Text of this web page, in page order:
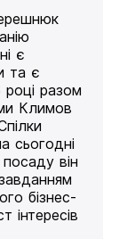
є
та є
разом
Климов
сьогодні
він
бізнес-
інтересів